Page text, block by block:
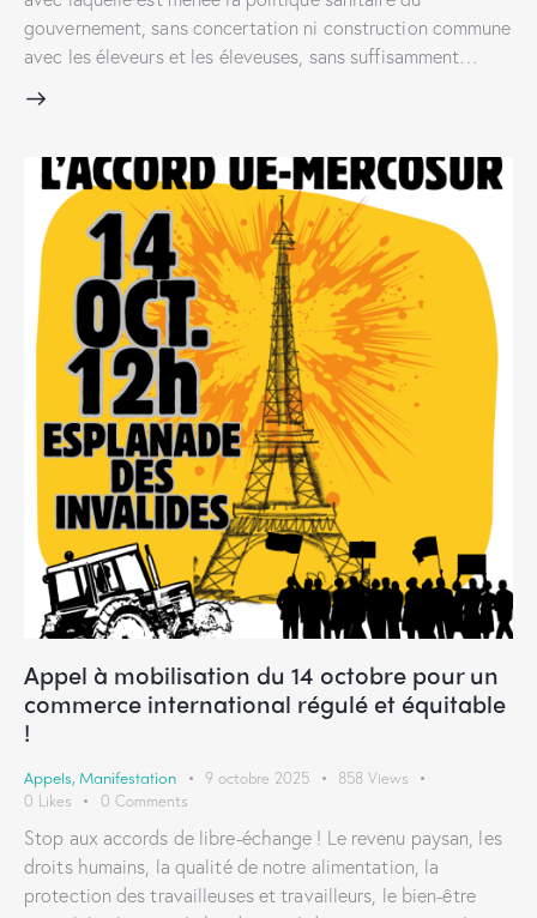
gouvernement, sans concertation ni construction commune
avec les éleveurs et les éleveuses, sans suffisamment…
Appel à mobilisation du 14 octobre pour un
commerce international régulé et équitable
!
Appels, Manifestation 9 octobre 2025 858 Views
0 Likes 0 Comments
Stop aux accords de libre-échange ! Le revenu paysan, les
droits humains, la qualité de notre alimentation, la
protection des travailleuses et travailleurs, le bien-être